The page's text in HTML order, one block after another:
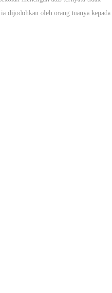
dijodohkan oleh orang tuanya kepada